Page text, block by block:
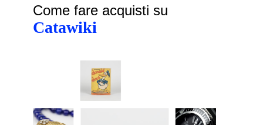
Come fare acquisti su
Catawiki